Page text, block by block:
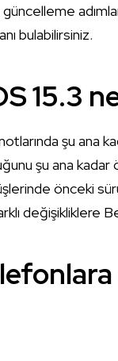
bulabilirsiniz.
15.3
şu ana
şu ana
önceki
değişikliklere